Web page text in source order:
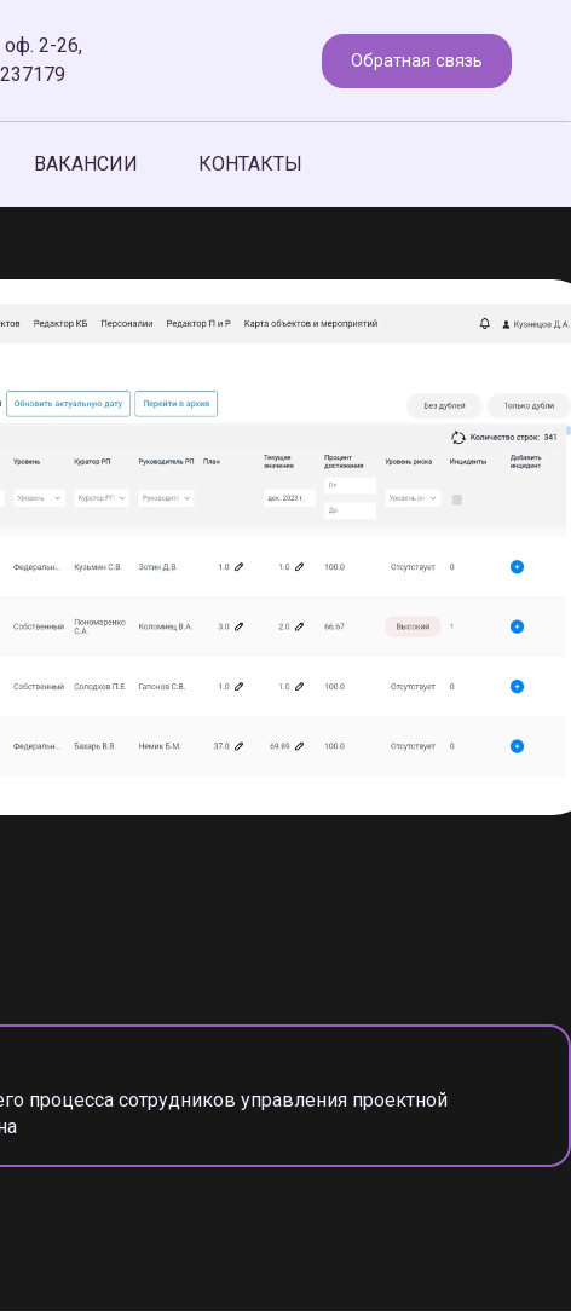
оф. 2-26,
Обратная связь
ВАКАНСИИ КОНТАКТЫ
процесса сотрудников управления проектной